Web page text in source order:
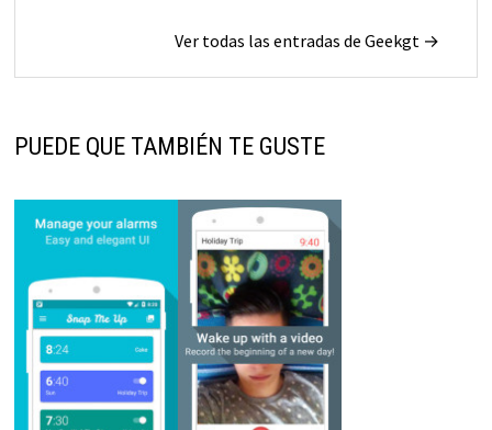
Ver todas las entradas de Geekgt →
PUEDE QUE TAMBIÉN TE GUSTE